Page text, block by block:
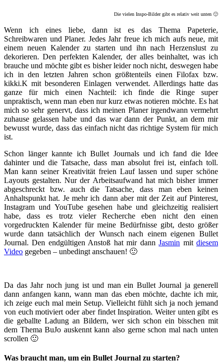
Die vielen Inspo-Bilder gibt es relativ weit unten 🙂
Wenn ich eines liebe, dann ist es das Thema Papeterie,
Schreibwaren und Planer. Jedes Jahr freue ich mich aufs neue, mit
einem neuen Kalender zu starten und ihn nach Herzenslust zu
dekorieren. Den perfekten Kalender, der alles beinhaltet, was ich
brauche und möchte gibt es bisher leider noch nicht, deswegen habe
ich in den letzten Jahren schon größtenteils einen Filofax bzw.
kikki.K mit besonderen Einlagen verwendet. Allerdings hatte das
ganze für mich einen Nachteil: ich finde die Ringe super
unpraktisch, wenn man eben nur kurz etwas notieren möchte. Es hat
mich so sehr genervt, dass ich meinen Planer irgendwann vermehrt
zuhause gelassen habe und das war dann der Punkt, an dem mir
bewusst wurde, dass das einfach nicht das richtige System für mich
ist.
Schon länger kannte ich Bullet Journals und ich fand die Idee
dahinter und die Tatsache, dass man absolut frei ist, einfach toll.
Man kann seiner Kreativität freien Lauf lassen und super schöne
Layouts gestalten. Nur der Arbeitsaufwand hat mich bisher immer
abgeschreckt bzw. auch die Tatsache, dass man eben keinen
Anhaltspunkt hat. Je mehr ich dann aber mit der Zeit auf Pinterest,
Instagram und YouTube gesehen habe und gleichzeitig realisiert
habe, dass es trotz vieler Recherche eben nicht den einen
vorgedruckten Kalender für meine Bedürfnisse gibt, desto größer
wurde dann tatsächlich der Wunsch nach einem eigenen Bullet
Journal. Den endgültigen Anstoß hat mir dannJasmin mitdiesem
Video gegeben – unbedingt anschauen! 🙂
Da das Jahr noch jung ist und man ein Bullet Journal ja generell
dann anfangen kann, wann man das eben möchte, dachte ich mir,
ich zeige euch mal mein Setup. Vielleicht fühlt sich ja noch jemand
von euch motiviert oder aber findet Inspiration. Weiter unten gibt es
die geballte Ladung an Bildern, wer sich schon ein bisschen mit
dem Thema BuJo auskennt kann also gerne schon mal nach unten
scrollen 🙂
Was braucht man, um ein Bullet Journal zu starten?